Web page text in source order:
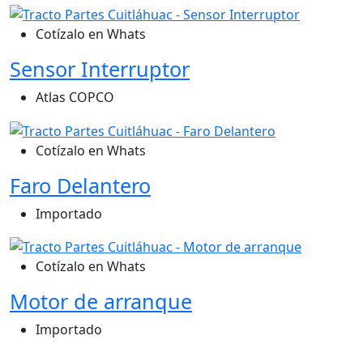
Cotízalo en Whats
Sensor Interruptor
Atlas COPCO
Cotízalo en Whats
Faro Delantero
Importado
Cotízalo en Whats
Motor de arranque
Importado